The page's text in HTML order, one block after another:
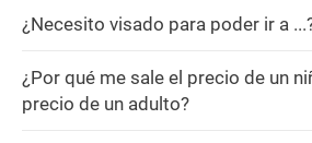
¿Necesito visado para poder ir a
¿Por qué me sale el precio de un
precio de un adulto?